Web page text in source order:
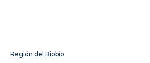
Región del Biobío